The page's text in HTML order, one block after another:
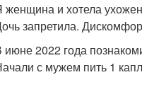
женщина и хотела
запретила.
июне 2022 года
с мужем пить 1